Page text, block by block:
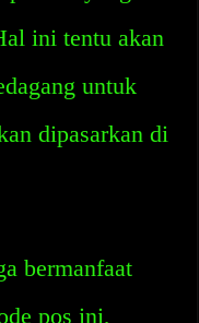
ini tentu akan
untuk
dipasarkan di
bermanfaat
pos ini,